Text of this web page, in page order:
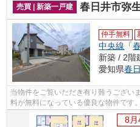
売買 | 新築一戸建 春日井市弥生町１丁
仲手無料
中央線 「
新築 / 2階
愛知県春
当物件をご覧いただき有り難うござい
料が無料になっている優良な物件です
せて頂きますのでお気軽にお問合せ下...
8月